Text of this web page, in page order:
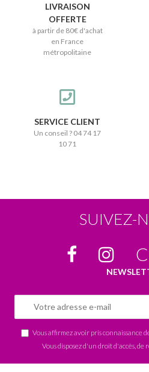
LIVRAISON
OFFERTE
à partir de 80€ d'achat
en France
métropolitaine
SERVICE CLIENT
Un conseil ? 04 74 17
10 71
SUIVEZ-
Vous affirmez avoir pris connaissance
Vous disposez d'un droit d'accès,